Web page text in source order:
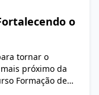
o
tornar o
próximo da